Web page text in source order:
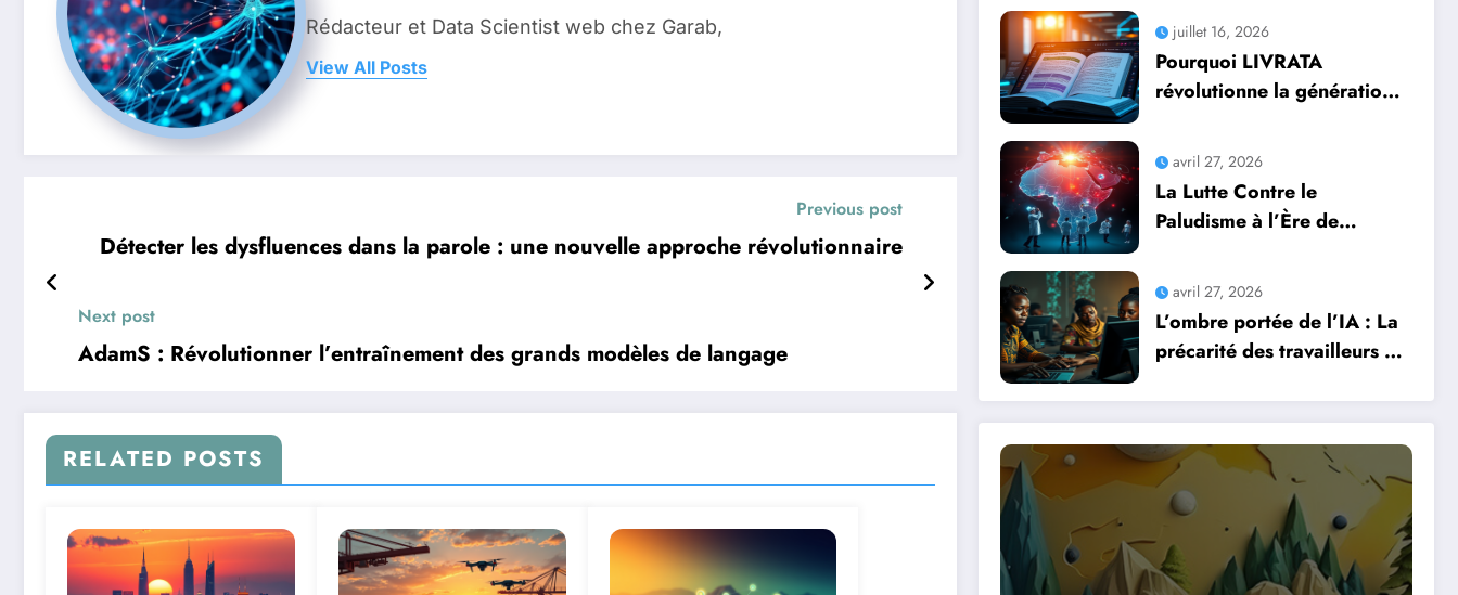
Rédacteur et Data Scientist web chez Garab,
View All Posts
Previous post
Détecter les dysfluences dans la parole : une nouvelle approche révolutionnaire
Next post
AdamS : Révolutionner l’entraînement des grands modèles de langage
RELATED POSTS
juillet 16, 2026
Pourquoi LIVRATA
révolutionne la génération
professionnels avec
l’intelligence artificielle
avril 27, 2026
La Lutte Contre le
Paludisme à l’Ère de
Une Course Contre la
Montre Africaine
avril 27, 2026
L’ombre portée de l’IA : La
précarité des travailleurs du
révolution numérique